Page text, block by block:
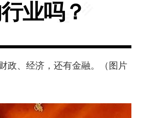
业吗？
政、经济，还有金融。（图片